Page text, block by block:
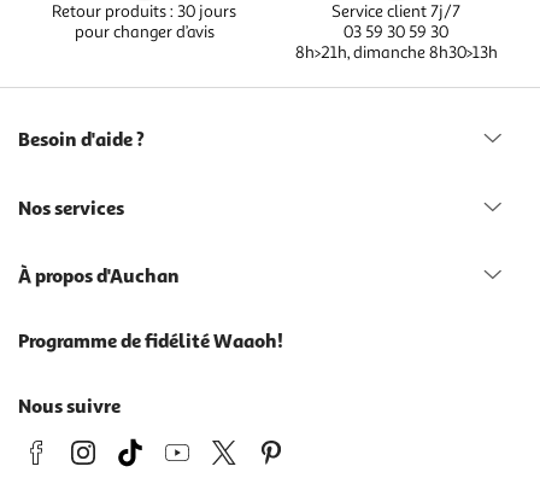
Retour produits : 30 jours
pour changer d’avis
Service client 7j/7
03 59 30 59 30
8h>21h, dimanche 8h30>13h
Besoin d'aide ?
Nos services
À propos d'Auchan
Programme de fidélité Waaoh!
Nous suivre